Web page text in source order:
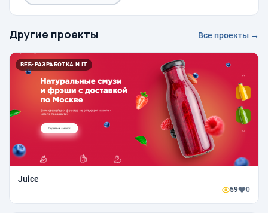
Другие проекты Все проекты →
ВЕБ-РАЗРАБОТКА И IT
Juice
59 0